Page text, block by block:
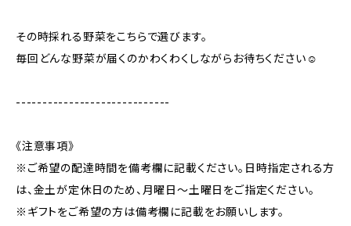
その時採れる野菜をこちらで選びます。
毎回どんな野菜が届くのかわくわくしながらお待ちください☺️
-----------------------------
《注意事項》
※ご希望の配達時間を備考欄に記載ください。日時指定される方
は、金土が定休日のため、月曜日〜土曜日をご指定ください。
※ギフトをご希望の方は備考欄に記載をお願いします。